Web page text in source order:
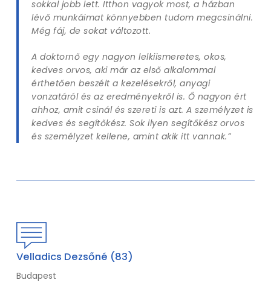
sokkal jobb lett. Itthon vagyok most, a házban
lévő munkáimat könnyebben tudom megcsinálni.
Még fáj, de sokat változott.
A doktornő egy nagyon lelkiismeretes, okos,
kedves orvos, aki már az első alkalommal
érthetően beszélt a kezelésekről, anyagi
vonzatáról és az eredményekről is. Ő nagyon ért
ahhoz, amit csinál és szereti is azt. A személyzet is
kedves és segítőkész. Sok ilyen segítőkész orvos
és személyzet kellene, amint akik itt vannak.”
Velladics Dezsőné (83)
Budapest